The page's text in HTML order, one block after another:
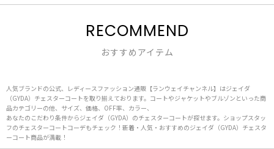
RECOMMEND
おすすめアイテム
人気ブランドの公式、レディースファッション通販【ランウェイチャンネル】はジェイダ
（GYDA）チェスターコートを取り揃えております。コートやジャケットやブルゾンといった商
品カテゴリーの他、サイズ、価格、OFF率、カラー、
あなたのこだわり条件からジェイダ（GYDA）のチェスターコートが探せます。ショップスタッ
フのチェスターコートコーデもチェック！新着・人気・おすすめのジェイダ（GYDA）チェスタ
ーコート商品が満載！